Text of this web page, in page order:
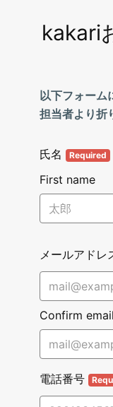
kakari
以下フォーム
担当者より折
氏名 Required
First name
メールアドレ
Confirm email
電話番号